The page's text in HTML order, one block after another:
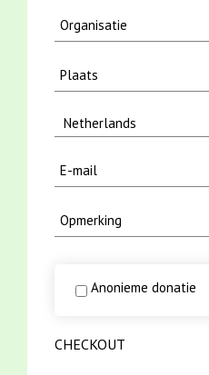
Anonieme donatie
CHECKOUT